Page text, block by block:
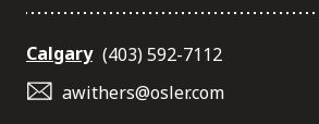
Calgary (403) 592-7112
awithers@osler.com